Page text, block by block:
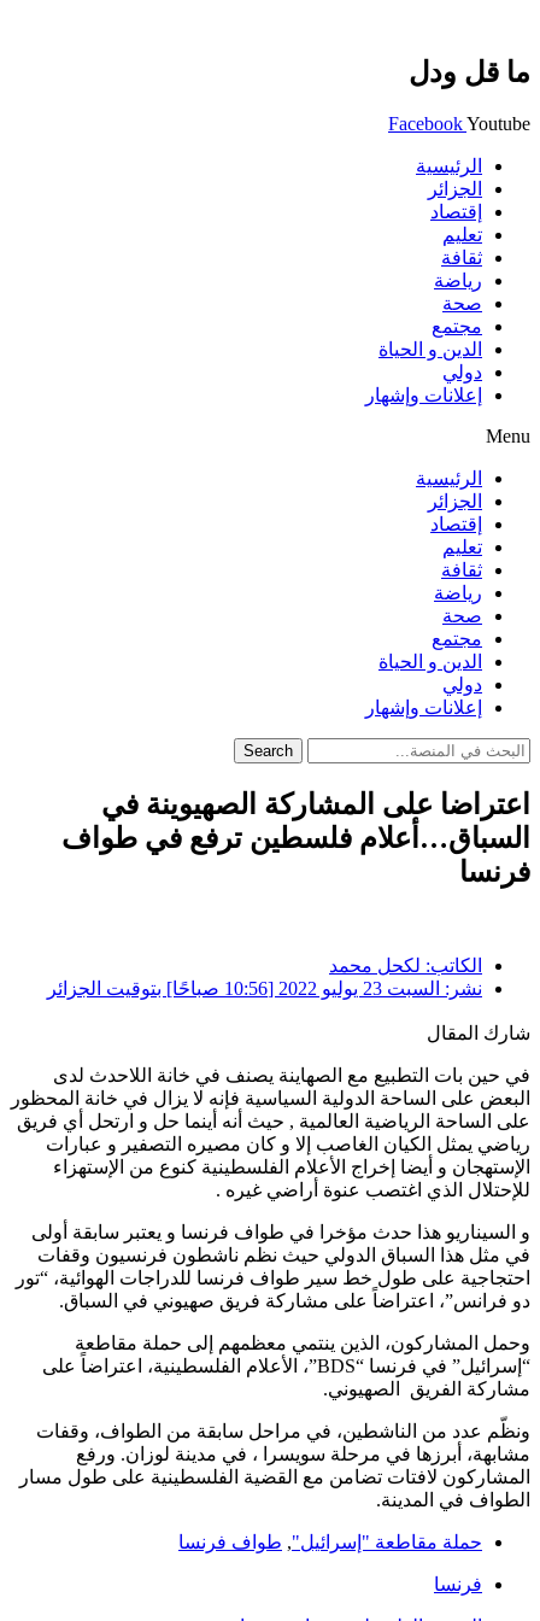
ما قل ودل
FacebookYoutube
الرئيسية
الجزائر
إقتصاد
تعليم
ثقافة
رياضة
صحة
مجتمع
الدين و الحياة
دولي
إعلانات وإشهار
Menu
الرئيسية
الجزائر
إقتصاد
تعليم
ثقافة
رياضة
صحة
مجتمع
الدين و الحياة
دولي
إعلانات وإشهار
Search
اعتراضا على المشاركة الصهيوينة في
السباق…أعلام فلسطين ترفع في طواف
فرنسا
الكاتب: لكحل محمد
نشر: السبت 23 يوليو 2022 [10:56 صباحًا] بتوقيت الجزائر
شارك المقال
في حين بات التطبيع مع الصهاينة يصنف في خانة اللاحدث لدى
البعض على الساحة الدولية السياسية فإنه لا يزال في خانة المحظور
على الساحة الرياضية العالمية , حيث أنه أينما حل و ارتحل أي فريق
رياضي يمثل الكيان الغاصب إلا و كان مصيره التصفير و عبارات
الإستهجان و أيضا إخراج الأعلام الفلسطينية كنوع من الإستهزاء
للإحتلال الذي اغتصب عنوة أراضي غيره .
و السيناريو هذا حدث مؤخرا في طواف فرنسا و يعتبر سابقة أولى
في مثل هذا السباق الدولي حيث نظم ناشطون فرنسيون وقفات
احتجاجية على طول خط سير طواف فرنسا للدراجات الهوائية، “تور
دو فرانس”، اعتراضاً على مشاركة فريق صهيوني في السباق.
وحمل المشاركون، الذين ينتمي معظمهم إلى حملة مقاطعة
“إسرائيل” في فرنسا “BDS”، الأعلام الفلسطينية، اعتراضاً على
مشاركة الفريق الصهيوني.
ونظّم عدد من الناشطين، في مراحل سابقة من الطواف، وقفات
مشابهة، أبرزها في مرحلة سويسرا ، في مدينة لوزان. ورفع
المشاركون لافتات تضامن مع القضية الفلسطينية على طول مسار
الطواف في المدينة.
حملة مقاطعة "إسرائيل", طواف فرنسا
فرنسا